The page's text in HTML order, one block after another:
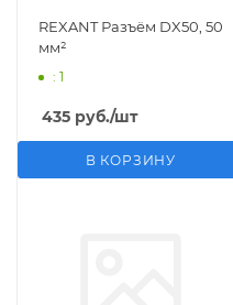
REXANT Разъём DX50, 50
мм²
: 1
435 руб./шт
В КОРЗИНУ